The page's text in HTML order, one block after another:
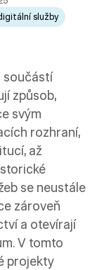
služby
součástí
způsob,
svým
rozhraní,
až
se neustále
zároveň
a otevírají
V tomto
projekty